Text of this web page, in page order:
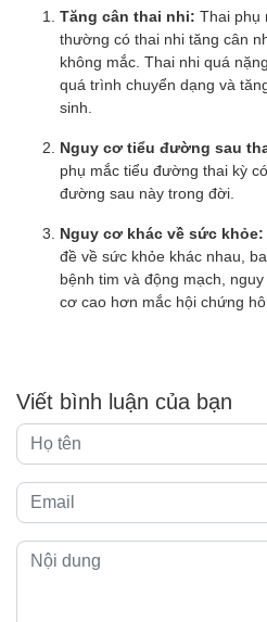
Tăng cân thai nhi: Thai phụ
thường có thai nhi tăng cân
không mắc. Thai nhi quá
quá trình chuyển dạng và
sinh.
Nguy cơ tiểu đường sau
phụ mắc tiểu đường thai kỳ
đường sau này trong đời.
Nguy cơ khác về sức khỏe:
đề về sức khỏe khác nhau,
bệnh tim và động mạch,
cơ cao hơn mắc hội chứng
Viết bình luận của bạn